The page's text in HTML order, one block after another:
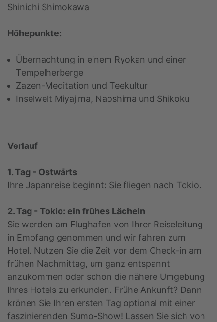
Shinichi Shimokawa
Höhepunkte:
Übernachtung in einem Ryokan und einer
Tempelherberge
Zazen-Meditation und Teekultur
Inselwelt Miyajima, Naoshima und Shikoku
Verlauf
1. Tag - Ostwärts
Ihre Japanreise beginnt: Sie fliegen nach Tokio.
2. Tag - Tokio: ein frühes Lächeln
Sie werden am Flughafen von Ihrer Reiseleitung
in Empfang genommen und wir fahren zum
Hotel. Nutzen Sie die Zeit vor dem Check-in am
frühen Nachmittag, um ganz entspannt
anzukommen oder schon die nähere Umgebung
Ihres Hotels zu erkunden. Frühe Ankunft? Dann
krönen Sie Ihren ersten Tag optional mit einer
faszinierenden Sumo-Show! Lassen Sie sich von